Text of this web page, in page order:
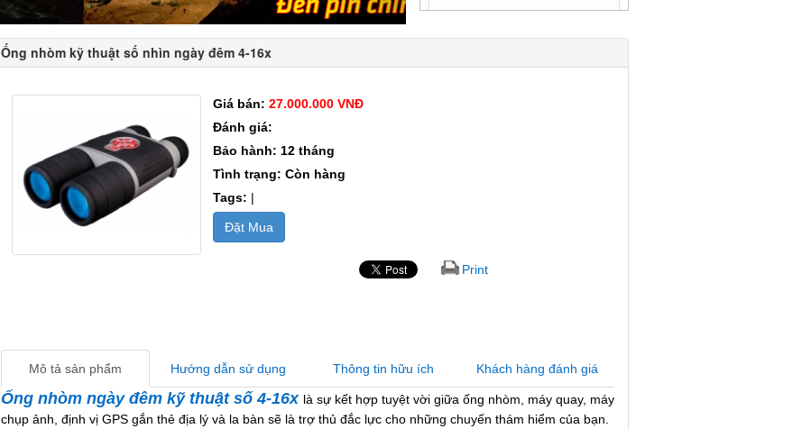
Ống nhòm kỹ thuật số nhìn ngày đêm 4-16x
Giá bán: 27.000.000 VNĐ
Đánh giá:
Bảo hành: 12 tháng
Tình trạng: Còn hàng
Tags: |
Đặt Mua
Print
Mô tả sản phẩm Hướng dẫn sử dụng Thông tin hữu ích Khách hàng đánh giá
Ống nhòm ngày đêm kỹ thuật số 4-16x là sự kết hợp tuyệt vời giữa ống nhòm, máy quay, máy
chụp ảnh, định vị GPS gắn thẻ địa lý và la bàn sẽ là trợ thủ đắc lực cho những chuyến thám hiểm của bạn.